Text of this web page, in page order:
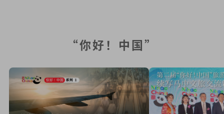
“你好！中国”